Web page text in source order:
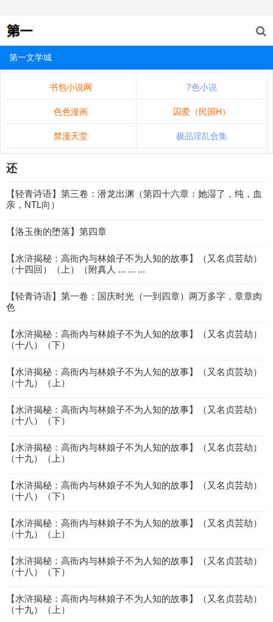
第一文学城
书包小说网 7色小说
色色漫画 囚爱（民国H）
禁漫天堂 极品淫乱合集
还
【轻青诗语】第三卷：潜龙出渊（第四十六章：她湿了，纯，血
亲，NTL向）
【洛玉衡的堕落】第四章
【水浒揭秘：高衙内与林娘子不为人知的故事】（又名贞芸劫）
（十四回）（上）（附真人 ... ... ...
【轻青诗语】第一卷：国庆时光（一到四章）两万多字，章章肉
色
【水浒揭秘：高衙内与林娘子不为人知的故事】（又名贞芸劫）
（十八）（下）
【水浒揭秘：高衙内与林娘子不为人知的故事】（又名贞芸劫）
（十九）（上）
【水浒揭秘：高衙内与林娘子不为人知的故事】（又名贞芸劫）
（十八）（下）
【水浒揭秘：高衙内与林娘子不为人知的故事】（又名贞芸劫）
（十九）（上）
【水浒揭秘：高衙内与林娘子不为人知的故事】（又名贞芸劫）
（十八）（下）
【水浒揭秘：高衙内与林娘子不为人知的故事】（又名贞芸劫）
（十九）（上）
【水浒揭秘：高衙内与林娘子不为人知的故事】（又名贞芸劫）
（十八）（下）
【水浒揭秘：高衙内与林娘子不为人知的故事】（又名贞芸劫）
（十九）（上）